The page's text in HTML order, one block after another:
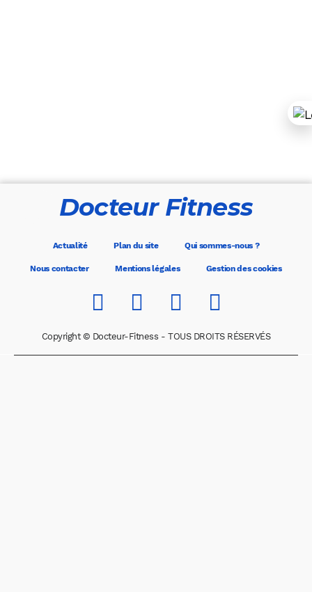
Docteur Fitness
Actualité Plan du site Qui sommes-nous ?
Nous contacter Mentions légales Gestion des cookies
Copyright © Docteur-Fitness - TOUS DROITS RÉSERVÉS